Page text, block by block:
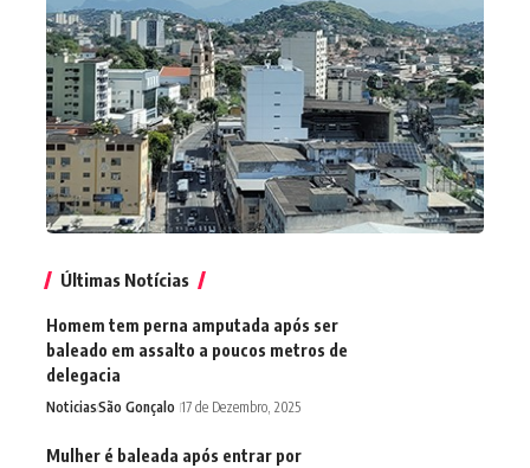
Últimas Notícias
Homem tem perna amputada após ser
baleado em assalto a poucos metros de
delegacia
NoticiasSão Gonçalo 17 de Dezembro, 2025
Mulher é baleada após entrar por